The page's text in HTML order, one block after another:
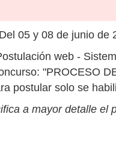
Del 05 y 08 de junio de
web -
"PROCESO
postular solo se
a mayor detalle el